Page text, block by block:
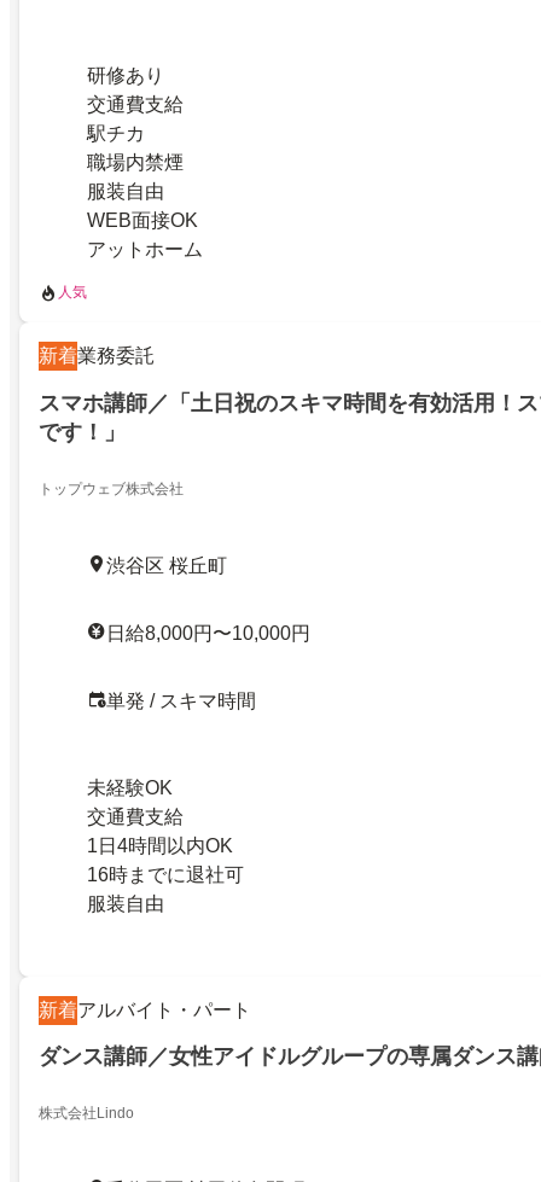
研修あり
交通費支給
駅チカ
職場内禁煙
服装自由
WEB面接OK
アットホーム
人気
新着業務委託
スマホ講師／「土日祝のスキマ時間を有効活用！
です！」
トップウェブ株式会社
渋谷区 桜丘町
日給8,000円〜10,000円
単発 / スキマ時間
未経験OK
交通費支給
1日4時間以内OK
16時までに退社可
服装自由
新着アルバイト・パート
ダンス講師／女性アイドルグループの専属ダンス
株式会社Lindo